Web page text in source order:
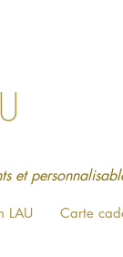
et
LAU Carte